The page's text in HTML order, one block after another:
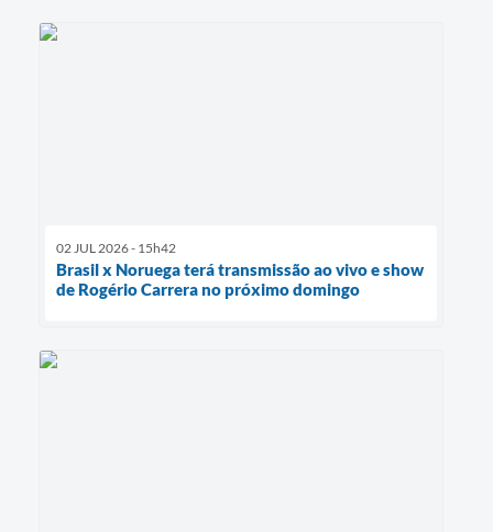
02 JUL 2026 - 15h42
Brasil x Noruega terá transmissão ao vivo e show
de Rogério Carrera no próximo domingo